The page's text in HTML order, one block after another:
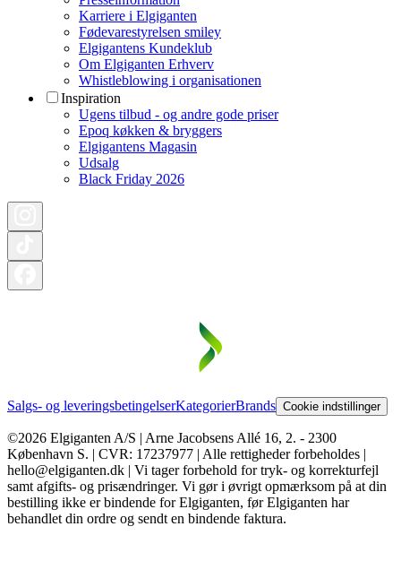
Karriere i Elgiganten
Fødevarestyrelsen smiley
Elgigantens Kundeklub
Om Elgiganten Erhverv
Whistleblowing i organisationen
Inspiration
Ugens tilbud - og andre gode priser
Epoq køkken & bryggers
Elgigantens Magasin
Udsalg
Black Friday 2026
Salgs- og leveringsbetingelserKategorierBrands Cookie indstillinger
©2026 Elgiganten A/S | Arne Jacobsens Allé 16, 2. - 2300
København S. | CVR: 17237977 | Alle rettigheder forbeholdes |
hello@elgiganten.dk | Vi tager forbehold for tryk- og korrekturfejl
samt afgifts- og prisændringer. Vi gør i øvrigt opmærksom på at din
bestilling ikke er bindende for Elgiganten, før Elgiganten har
behandlet din ordre og sendt en bindende faktura.